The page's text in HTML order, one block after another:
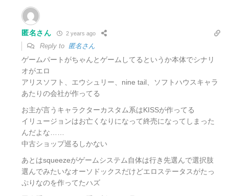
匿名さん 2 years ago
Reply to 匿名さん
ゲームパートがちゃんとゲームしてるというか本体でシナリ
オがエロ
アリスソフト、エウシュリー、nine tail、ソフトハウスキャラ
あたりの会社が作ってる
お主が言うキャラクターカスタム系はKISSが作ってる
イリュージョンはお亡くなりになって終売になってしまった
んだよな……
中古ショップ巡るしかない
あとはsqueezeがゲームシステム自体は行き先選んで選択肢
選んでみたいなオーソドックスだけどエロステータスがたっ
ぷりなのを作ってたハズ